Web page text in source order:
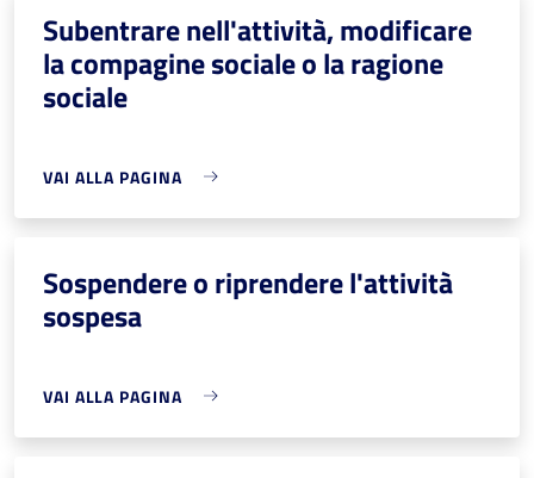
Subentrare nell'attività, modificare
la compagine sociale o la ragione
sociale
VAI ALLA PAGINA
Sospendere o riprendere l'attività
sospesa
VAI ALLA PAGINA